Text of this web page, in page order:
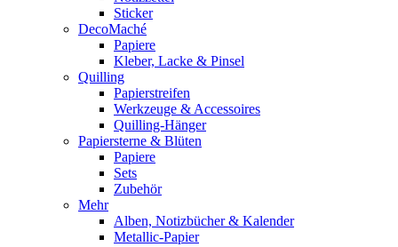
Sticker
DecoMaché
Papiere
Kleber, Lacke & Pinsel
Quilling
Papierstreifen
Werkzeuge & Accessoires
Quilling-Hänger
Papiersterne & Blüten
Papiere
Sets
Zubehör
Mehr
Alben, Notizbücher & Kalender
Metallic-Papier